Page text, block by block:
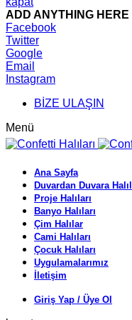
ADD ANYTHING HERE
Facebook
Twitter
Google
Email
Instagram
BİZE ULAŞIN
Menü
Ana Sayfa
Duvardan Duvara
Proje Halıları
Banyo Halıları
Çim Halılar
Cami Halıları
Çocuk Halıları
Uygulamalarımız
İletişim
Giriş Yap / Üye Ol